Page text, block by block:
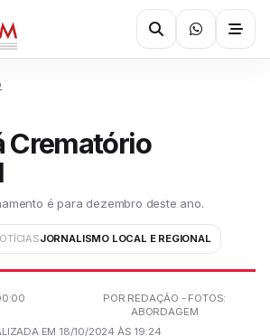
Crematório
é para dezembro deste ano.
JORNALISMO LOCAL E REGIONAL
POR REDAÇÃO - FOTOS:
ABORDAGEM
EM 18/10/2024 ÀS 19:24